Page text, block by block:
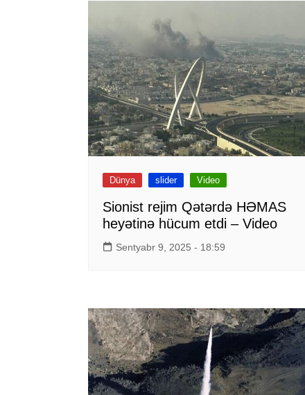
Dünya slider Video
Sionist rejim Qətərdə HƏMAS
heyətinə hücum etdi – Video
Sentyabr 9, 2025 - 18:59